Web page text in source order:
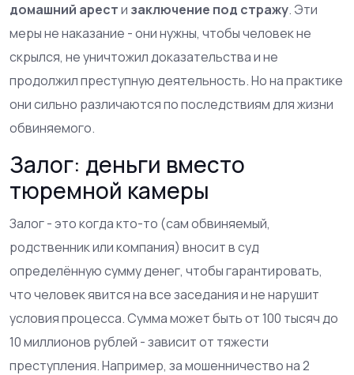
домашний арести заключение под стражу. Эти
меры не наказание - они нужны, чтобы человек не
скрылся, не уничтожил доказательства и не
продолжил преступную деятельность. Но на практике
они сильно различаются по последствиям для жизни
обвиняемого.
Залог: деньги вместо
тюремной камеры
Залог - это когда кто-то (сам обвиняемый,
родственник или компания) вносит в суд
определённую сумму денег, чтобы гарантировать,
что человек явится на все заседания и не нарушит
условия процесса. Сумма может быть от 100 тысяч до
10 миллионов рублей - зависит от тяжести
преступления. Например, за мошенничество на 2